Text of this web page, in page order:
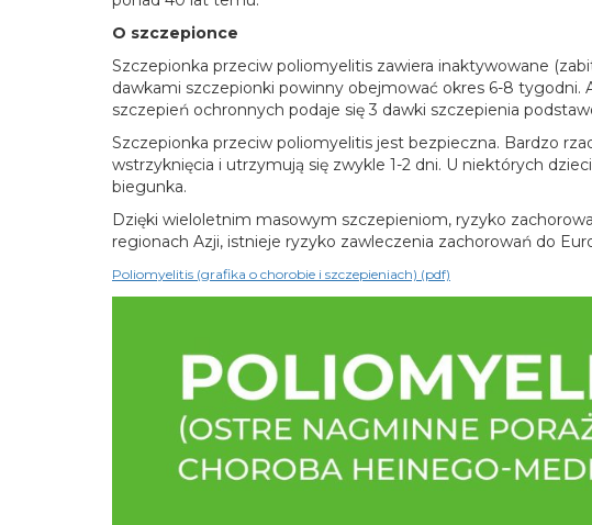
O szczepionce
Szczepionka przeciw poliomyelitis zawiera inaktywowane
dawkami szczepionki powinny obejmować okres 6-8 tygodni.
szczepień ochronnych podaje się 3 dawki szczepienia
Szczepionka przeciw poliomyelitis jest bezpieczna. Bardzo
wstrzyknięcia i utrzymują się zwykle 1-2 dni. U niektórych
biegunka.
Dzięki wieloletnim masowym szczepieniom, ryzyko
regionach Azji, istnieje ryzyko zawleczenia zachorowań do
Poliomyelitis (grafika o chorobie i szczepieniach) (pdf)